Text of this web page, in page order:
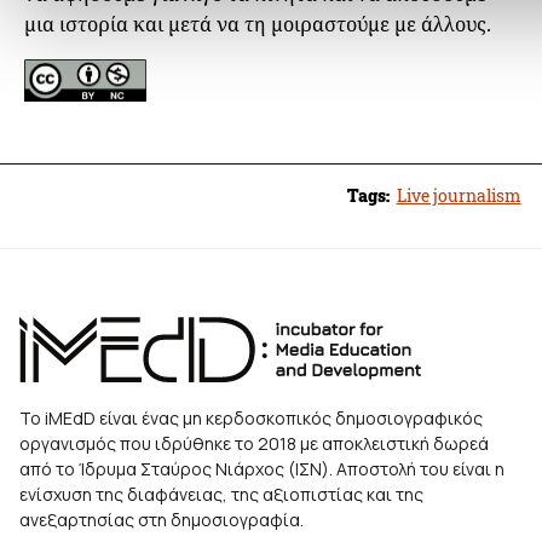
μια ιστορία και μετά να τη μοιραστούμε με άλλους.
Tags: Live journalism
Το iMEdD είναι ένας μη κερδοσκοπικός δημοσιογραφικός
οργανισμός που ιδρύθηκε το 2018 με αποκλειστική δωρεά
από το Ίδρυμα Σταύρος Νιάρχος (ΙΣΝ). Αποστολή του είναι η
ενίσχυση της διαφάνειας, της αξιοπιστίας και της
ανεξαρτησίας στη δημοσιογραφία.